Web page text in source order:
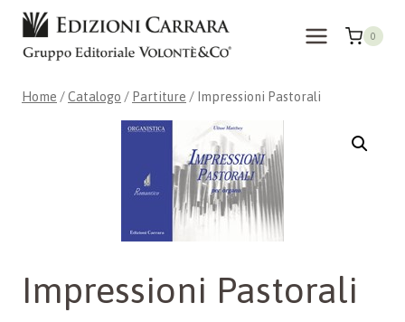
Salta
contenuto
0
Home /Catalogo / Partiture / Impressioni Pastorali
Impressioni Pastorali